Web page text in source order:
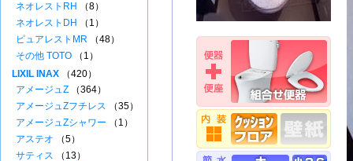
ネオレストRH
（8）
ネオレストDH
（1）
ピュアレストMR （48）
その他 TOTO （1）
LIXIL INAX （420）
アメージュZ （364）
アメージュZフチレス （35）
アメージュZシャワー （1）
アステオ （5）
サティス （13）